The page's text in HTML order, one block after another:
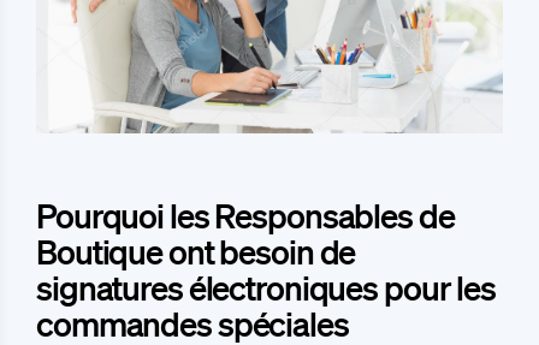
Pourquoi les Responsables de
Boutique ont besoin de
signatures électroniques pour les
commandes spéciales